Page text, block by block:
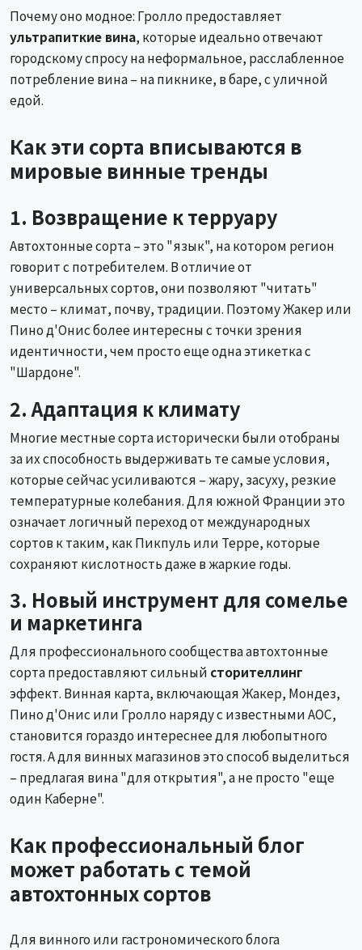
Почему оно модное: Гролло предоставляет
ультрапиткие вина, которые идеально отвечают
городскому спросу на неформальное, расслабленное
потребление вина – на пикнике, в баре, с уличной
едой.
Как эти сорта вписываются в
мировые винные тренды
1. Возвращение к терруару
Автохтонные сорта – это "язык", на котором регион
говорит с потребителем. В отличие от
универсальных сортов, они позволяют "читать"
место – климат, почву, традиции. Поэтому Жакер или
Пино д'Онис более интересны с точки зрения
идентичности, чем просто еще одна этикетка с
"Шардоне".
2. Адаптация к климату
Многие местные сорта исторически были отобраны
за их способность выдерживать те самые условия,
которые сейчас усиливаются – жару, засуху, резкие
температурные колебания. Для южной Франции это
означает логичный переход от международных
сортов к таким, как Пикпуль или Терре, которые
сохраняют кислотность даже в жаркие годы.
3. Новый инструмент для сомелье
и маркетинга
Для профессионального сообщества автохтонные
сорта предоставляют сильный сторителлинг
эффект. Винная карта, включающая Жакер, Мондез,
Пино д'Онис или Гролло наряду с известными AOC,
становится гораздо интереснее для любопытного
гостя. А для винных магазинов это способ выделиться
– предлагая вина "для открытия", а не просто "еще
один Каберне".
Как профессиональный блог
может работать с темой
автохтонных сортов
Для винного или гастрономического блога